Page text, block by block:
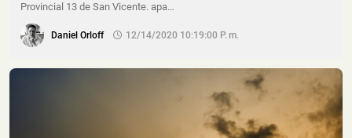
Provincial 13 de San Vicente. apa…
Daniel Orloff 12/14/2020 10:19:00 P. M.